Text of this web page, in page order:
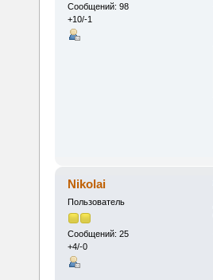
Сообщений: 98
+10/-1
Nikolai
Пользователь
Сообщений: 25
+4/-0